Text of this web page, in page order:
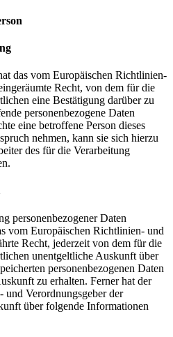
das vom Europäischen Richtlinien-
Recht, von dem für die
eine Bestätigung darüber zu
personenbezogene Daten
eine betroffene Person dieses
nehmen, kann sie sich hierzu
des für die Verarbeitung
personenbezogener Daten
vom Europäischen Richtlinien- und
Recht, jederzeit von dem für die
unentgeltliche Auskunft über
personenbezogenen Daten
zu erhalten. Ferner hat der
und Verordnungsgeber der
über folgende Informationen